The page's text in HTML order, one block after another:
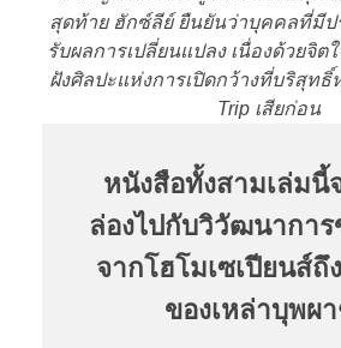
สุดท้าย ฮักซ์ลีย์ ยืนยันว่าบุคคลที่มี
รับผลการเปลี่ยนแปลง เนื่องด้วยจิต
ฝังศิลปะแห่งการเปิดกว้างที่บริสุทธิ์
Trip เสียก่อน
หนังสือทั้งสามเล่ม
ล่องไปกับวิวัฒนากา
จากโฮโมเซเปียนส์ถึ
ของเหล่าบุพผ